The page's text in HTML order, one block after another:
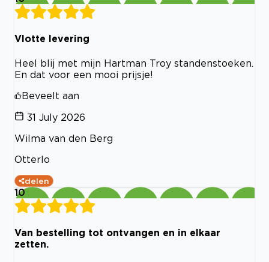
Vlotte levering
Heel blij met mijn Hartman Troy standenstoeken.
En dat voor een mooi prijsje!
Beveelt aan
31 July 2026
Wilma van den Berg
Otterlo
delen
10
Van bestelling tot ontvangen en in elkaar
zetten.